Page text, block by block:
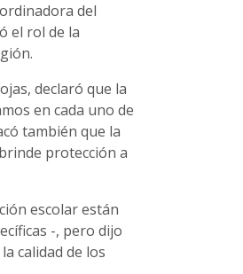
del
el rol de la
declaró que la
en cada uno de
también que la
protección a
escolar están
-, pero dijo
calidad de los